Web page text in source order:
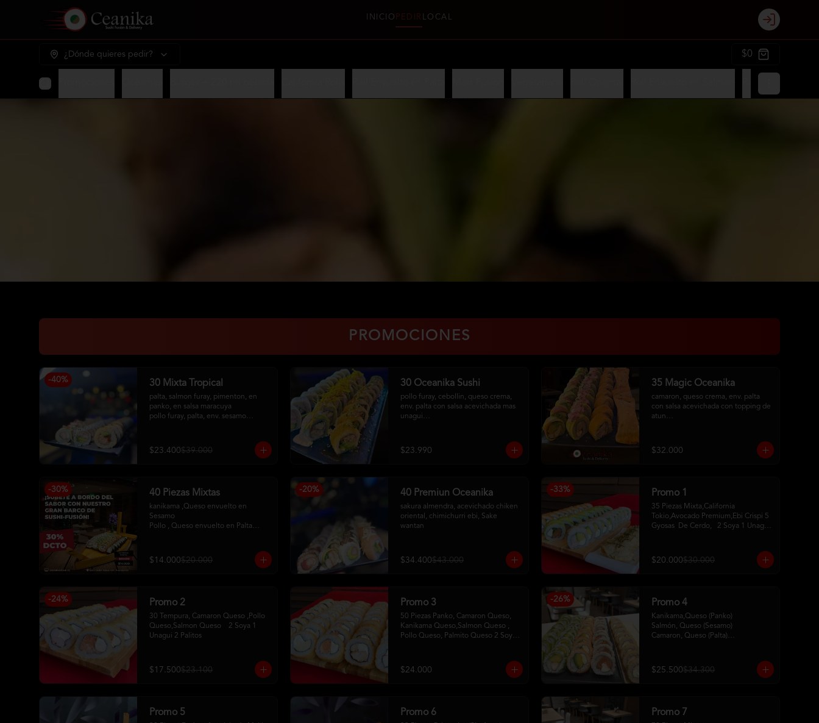
INICIO PEDIR LOCAL
Login
¿Dónde quieres pedir? $0
PROMOCIONES
-40% 30 Mixta Tropical
palta, salmon furay, pimenton, en
panko, en salsa maracuya
pollo furay, palta, env. sesamo
kanikama frito, salsa acevichada
$23.400$39.000
30 Oceanika Sushi
pollo furay, cebollin, queso crema,
env. palta con salsa acevichada mas
unagui
salmon furay, palta, cebollin, env.
panko con salsa maracuya
$23.990
35 Magic Oceanika
camaron, queso crema, env. palta
con salsa acevichada con topping de
atun
salsa acevichada
pollo, queso crema, cebollin, env.
$32.000
-30% 40 Piezas Mixtas
kanikama ,Queso envuelto en
Sesamo
Pollo , Queso envuelto en Palta
$14.000$20.000
-20% 40 Premiun Oceanika
sakura almendra, acevichado chiken
oriental, chimichurri ebi, Sake
wantan
$34.400$43.000
-33% Promo 1
35 Piezas Mixta,California
Tokio,Avocado Premium,Ebi Crispi 5
Gyosas  De Cerdo,   2 Soya 1 Unagui
$20.000$30.000
-24% Promo 2
30 Tempura, Camaron Queso ,Pollo
Queso,Salmon Queso    2 Soya 1
Unagui 2 Palitos
$17.500$23.100
Promo 3
50 Piezas Panko, Camaron Queso,
Kanikama Queso,Salmon Queso ,
Pollo Queso, Palmito Queso 2 Soya2
$24.000
-26% Promo 4
Kanikama,Queso (Panko)
Salmón, Queso (Sesamo)
Camaron, Queso (Palta)
$25.500$34.300
Promo 5 Promo 6 Promo 7